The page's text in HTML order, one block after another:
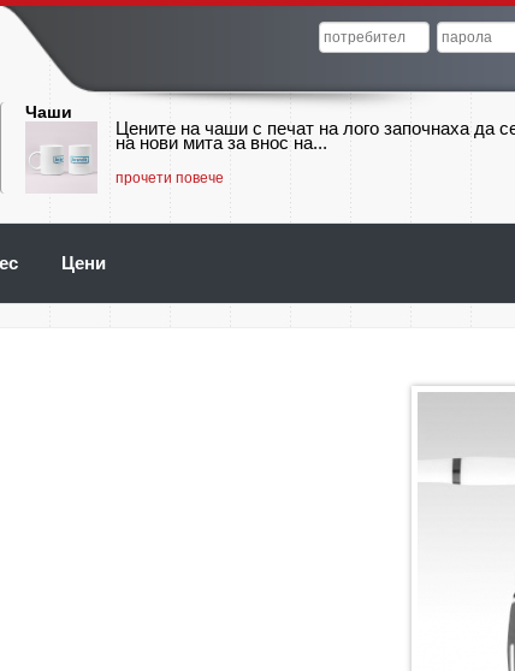
Чаши
Цените на чаши с печат на лого започнаха да
на нови мита за внос на...
прочети повече
Цени